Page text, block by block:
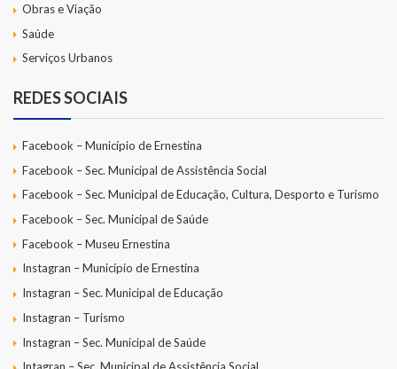
Obras e Viação
Saúde
Serviços Urbanos
REDES SOCIAIS
Facebook – Município de Ernestina
Facebook – Sec. Municipal de Assistência Social
Facebook – Sec. Municipal de Educação, Cultura, Desporto e Turismo
Facebook – Sec. Municipal de Saúde
Facebook – Museu Ernestina
Instagran – Município de Ernestina
Instagran – Sec. Municipal de Educação
Instagran – Turismo
Instagran – Sec. Municipal de Saúde